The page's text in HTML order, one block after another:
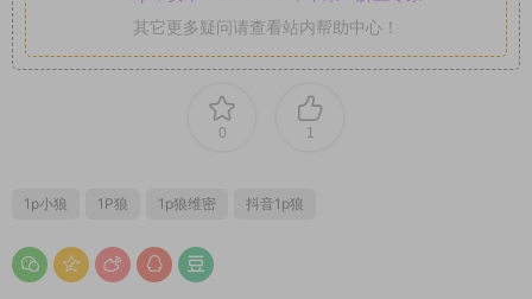
其它更多疑问请查看站内帮助中心！
0 1
1p小狼 1P狼 1p狼维密 抖音1p狼